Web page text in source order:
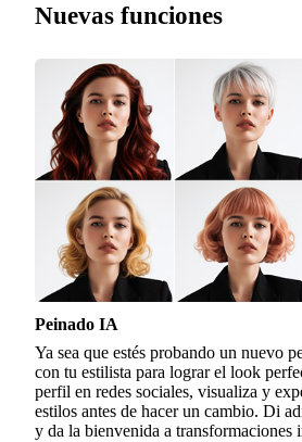
Nuevas funciones
Peinado IA
Ya sea que estés probando un nuevo
con tu estilista para lograr el look
perfil en redes sociales, visualiza y
estilos antes de hacer un cambio. Di
y da la bienvenida a transformaciones